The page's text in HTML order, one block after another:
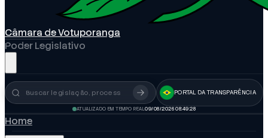
Câmara de Votuporanga
Poder Legislativo
Busca no portal PORTAL DA TRANSPARÊNCIA
ATUALIZADO EM TEMPO REAL 09/08/2026 08:49:29
Home